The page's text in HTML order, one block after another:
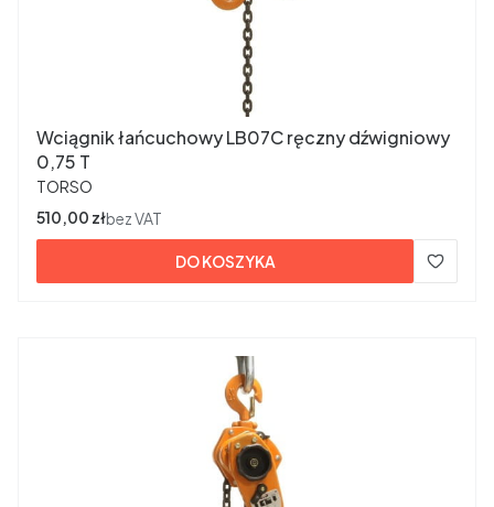
Wciągnik łańcuchowy LB07C ręczny dźwigniowy
0,75 T
PRODUCENT
TORSO
Cena
510,00 złbez VAT
DO KOSZYKA